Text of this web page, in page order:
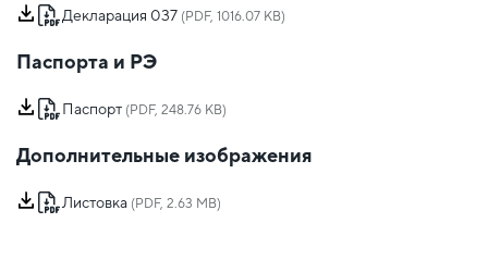
Декларация 037 (PDF, 1016.07 KB)
Паспорта и РЭ
Паспорт (PDF, 248.76 KB)
Дополнительные изображения
Листовка (PDF, 2.63 MB)